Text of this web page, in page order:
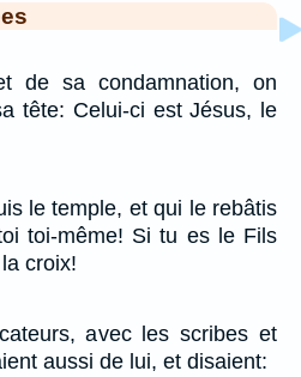
de sa condamnation, on
tête: Celui-ci est Jésus, le
le temple, et qui le rebâtis
toi-même! Si tu es le Fils
croix!
avec les scribes et
aussi de lui, et disaient: